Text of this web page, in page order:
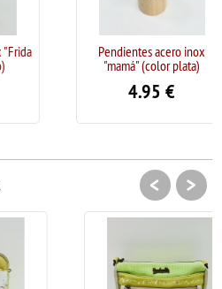
Pendientes acero inox
"mamá" (color plata)
4.95€
< >